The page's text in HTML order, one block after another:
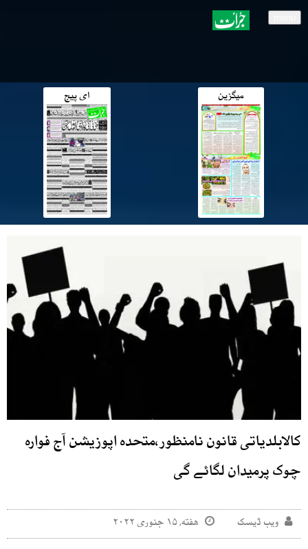
میگزین ای پیج
کالابلدیاتی قانون نامنظور،متحدہ اپوزیشن آج فوارہ
چوک پرمیدان لگائے گی
ویب ڈیسک هفته, ۱۵ جنوری ۲۰۲۲